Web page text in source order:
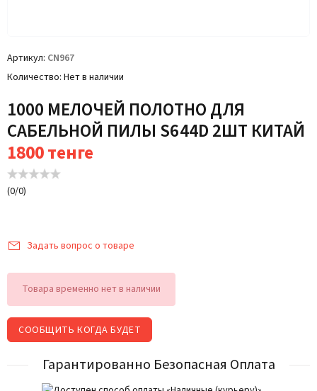
Артикул CN967
Количество Нет в наличии
1000 МЕЛОЧЕЙ ПОЛОТНО ДЛЯ
САБЕЛЬНОЙ ПИЛЫ S644D 2ШТ КИТАЙ
1800тенге
(0/0)
Задать вопрос о товаре
Товара временно нет в наличии
СООБЩИТЬ КОГДА БУДЕТ
Гарантированно Безопасная Оплата